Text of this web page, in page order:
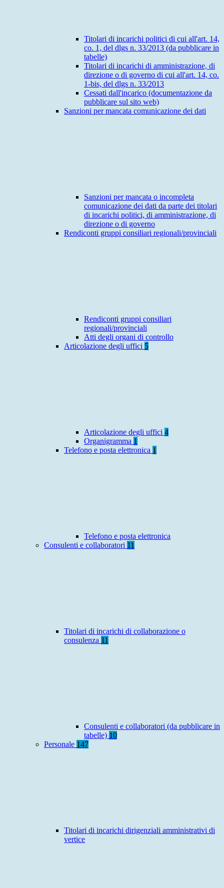
Titolari di incarichi politici di cui all'art. 14,
co. 1, del dlgs n. 33/2013 (da pubblicare in
tabelle)
Titolari di incarichi di amministrazione, di
direzione o di governo di cui all'art. 14, co.
1-bis, del dlgs n. 33/2013
Cessati dall'incarico (documentazione da
pubblicare sul sito web)
Sanzioni per mancata comunicazione dei dati
Sanzioni per mancata o incompleta
comunicazione dei dati da parte dei titolari
di incarichi politici, di amministrazione, di
direzione o di governo
Rendiconti gruppi consiliari regionali/provinciali
Rendiconti gruppi consiliari
regionali/provinciali
Atti degli organi di controllo
Articolazione degli uffici 5
Articolazione degli uffici 4
Organigramma 1
Telefono e posta elettronica 1
Telefono e posta elettronica
Consulenti e collaboratori 11
Titolari di incarichi di collaborazione o
consulenza 11
Consulenti e collaboratori (da pubblicare in
tabelle) 10
Personale 147
Titolari di incarichi dirigenziali amministrativi di
vertice